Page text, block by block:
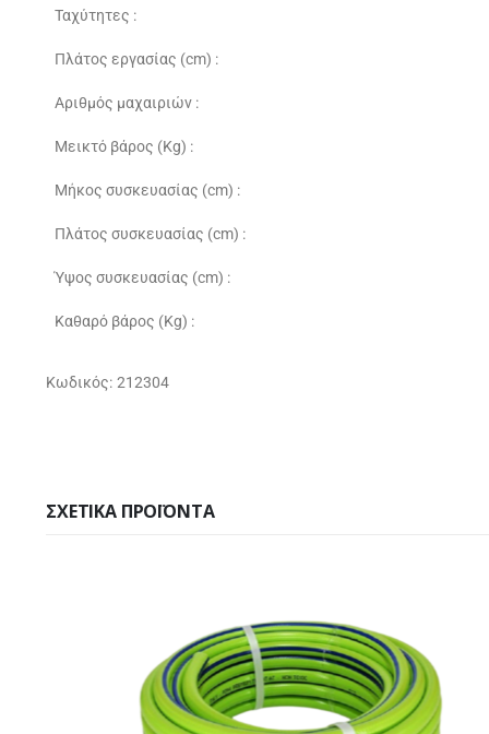
Ταχύτητες :
Πλάτος εργασίας (cm) :
Αριθμός μαχαιριών :
Μεικτό βάρος (Kg) :
Μήκος συσκευασίας (cm) :
Πλάτος συσκευασίας (cm) :
Ύψος συσκευασίας (cm) :
Καθαρό βάρος (Kg) :
Κωδικός: 212304
ΣΧΕΤΙΚΆ ΠΡΟΪΌΝΤΑ